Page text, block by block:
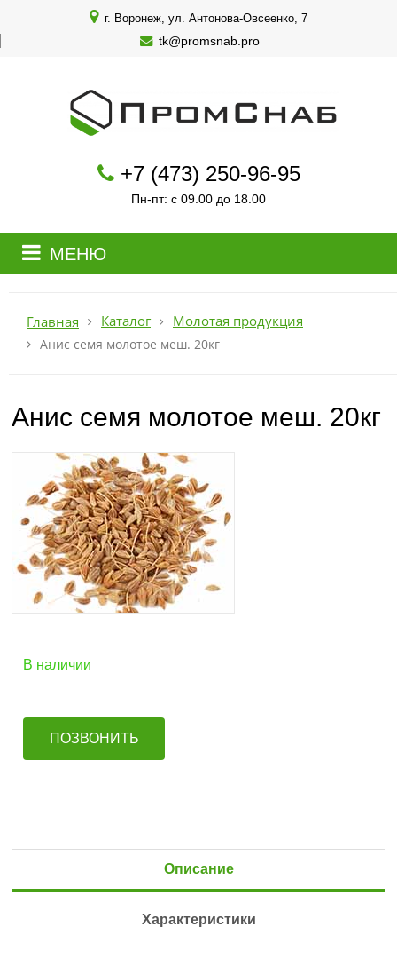
г. Воронеж, ул. Антонова-Овсеенко, 7
tk@promsnab.pro
+7 (473) 250-96-95
Пн-пт: с 09.00 до 18.00
МЕНЮ
Главная Каталог Молотая продукция
Анис семя молотое меш. 20кг
Анис семя молотое меш. 20кг
В наличии
ПОЗВОНИТЬ
Описание
Характеристики